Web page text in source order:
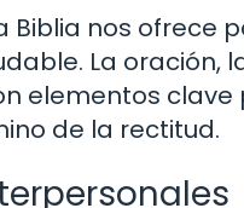
Biblia nos ofrece
La oración,
elementos clave
de la rectitud.